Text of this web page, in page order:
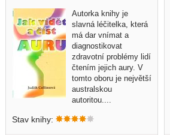
Autorka knihy je
slavná léčitelka, která
má dar vnímat a
diagnostikovat
zdravotní problémy lidí
čtením jejich aury. V
tomto oboru je největší
australskou
autoritou....
Stav knihy: